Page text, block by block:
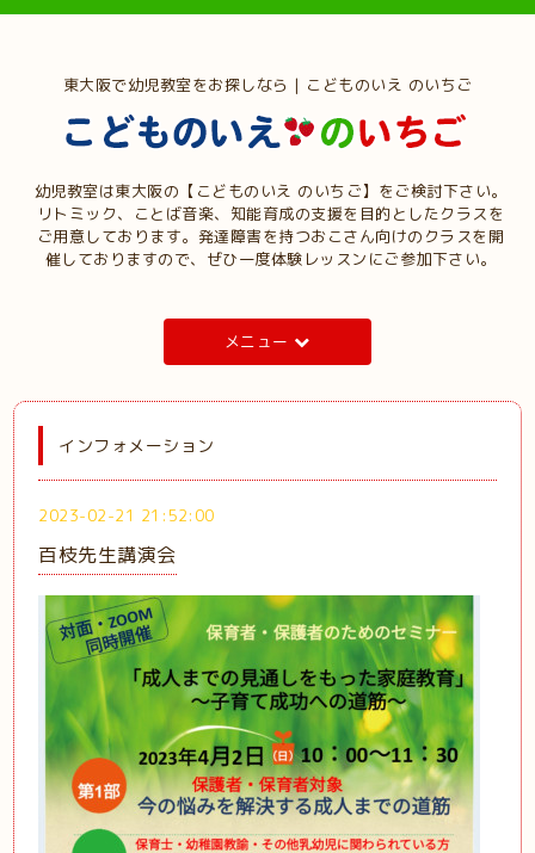
東大阪で幼児教室をお探しなら | こどものいえ のいちご
幼児教室は東大阪の【こどものいえ のいちご】をご検討下さい。
リトミック、ことば音楽、知能育成の支援を目的としたクラスを
ご用意しております。発達障害を持つおこさん向けのクラスを開
催しておりますので、ぜひ一度体験レッスンにご参加下さい。
メニュー
インフォメーション
2023-02-21 21:52:00
百枝先生講演会